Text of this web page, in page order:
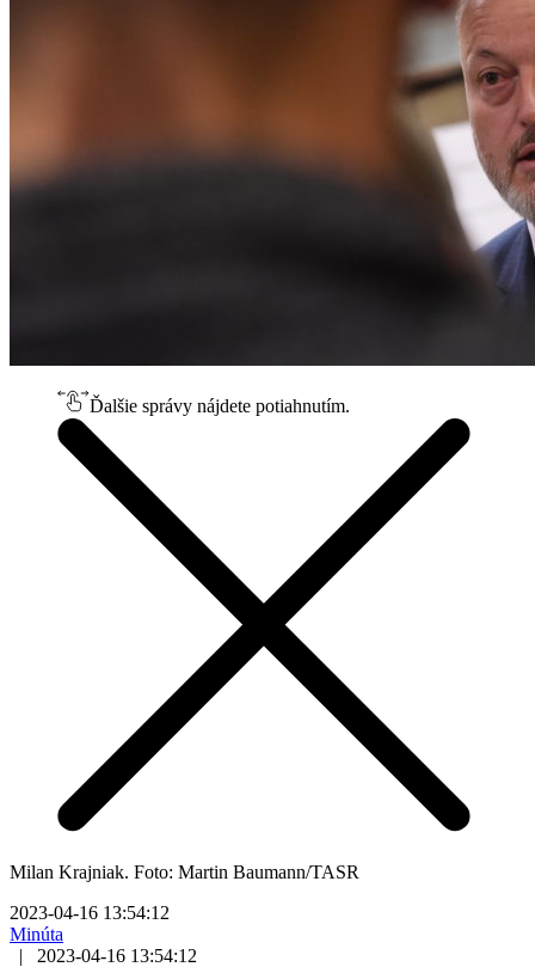
Ďalšie správy nájdete potiahnutím.
Milan Krajniak. Foto: Martin Baumann/TASR
2023-04-16 13:54:12
Minúta
|
2023-04-16 13:54:12